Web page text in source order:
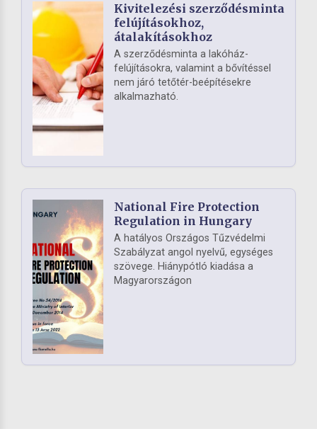
Kivitelezési szerződésminta
felújításokhoz,
átalakításokhoz
A szerződésminta a lakóház-
felújításokra, valamint a bővítéssel
nem járó tetőtér-beépítésekre
alkalmazható.
National Fire Protection
Regulation in Hungary
A hatályos Országos Tűzvédelmi
Szabályzat angol nyelvű, egységes
szövege. Hiánypótló kiadása a
Magyarországon